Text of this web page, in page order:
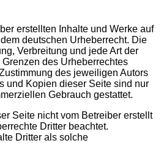
erstellten Inhalte und Werke auf
deutschen Urheberrecht. Die
Verbreitung und jede Art der
des Urheberrechtes
des jeweiligen Autors
und Kopien dieser Seite sind nur
Gebrauch gestattet.
Seite nicht vom Betreiber erstellt
Dritter beachtet.
Dritter als solche